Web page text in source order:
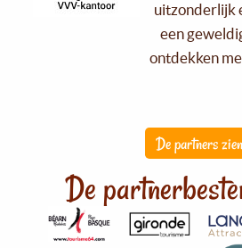
uitzonderlijk
een
ontdekken
De partners zien
De